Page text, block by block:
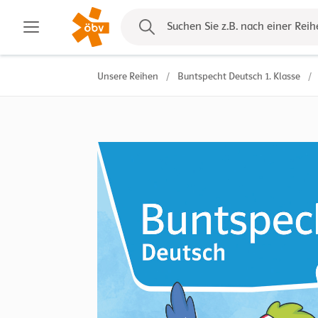
Suchen Sie z.B. nach einer
Kontakt
Unsere Reihen / Buntspecht Deutsch 1. Klasse /